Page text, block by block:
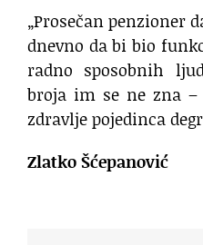
„Prosečan penzioner
dnevno da bi bio
radno sposobnih
broja im se ne zna
zdravlje pojedinca
Zlatko Šćepanović